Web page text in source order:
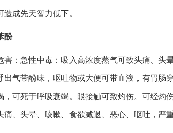
造成先天智力低下。
酚
害：急性中毒：吸入高浓度蒸气可致头痛、头
出气带酚味，呕吐物或大便可带血液，有胃肠
，可死于呼吸衰竭。眼接触可致灼伤。可经灼
痛、头晕、咳嗽、食欲减退、恶心、呕吐，严